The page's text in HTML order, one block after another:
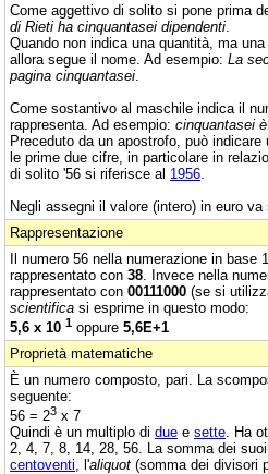
Come aggettivo di solito si pone prima
di Rieti ha cinquantasei dipendenti
Quando non indica una quantità, ma
allora segue il nome. Ad esempio: La
pagina cinquantasei
Come sostantivo al maschile indica il
rappresenta. Ad esempio: cinquantasei
Preceduto da un apostrofo, può
le prime due cifre, in particolare in
di solito '56 si riferisce al 1956
Negli assegni il valore (intero) in euro va
Rappresentazione
Il numero 56 nella numerazione in base
rappresentato con 38 . Invece nella
rappresentato con 00111000 (se si
scientifica si esprime in questo modo:
5,6 x 10 1 oppure 5,6E+1
Proprietà matematiche
È un numero composto, pari. La
seguente:
56 = 23 x 7
Quindi è un multiplo di due e sette . Ha
2, 4, 7, 8, 14, 28, 56. La somma dei
centoventi , l'aliquot (somma dei divisori